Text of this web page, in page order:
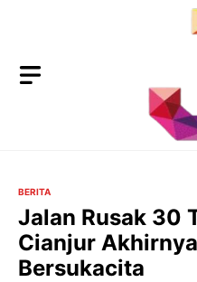
BERITA
Jalan Rusak 30
Cianjur
Bersukacita